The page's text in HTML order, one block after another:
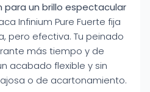
para un brillo espectacular
Infinium Pure Fuerte fija
pero efectiva. Tu peinado
más tiempo y de
acabado flexible y sin
o de acartonamiento.